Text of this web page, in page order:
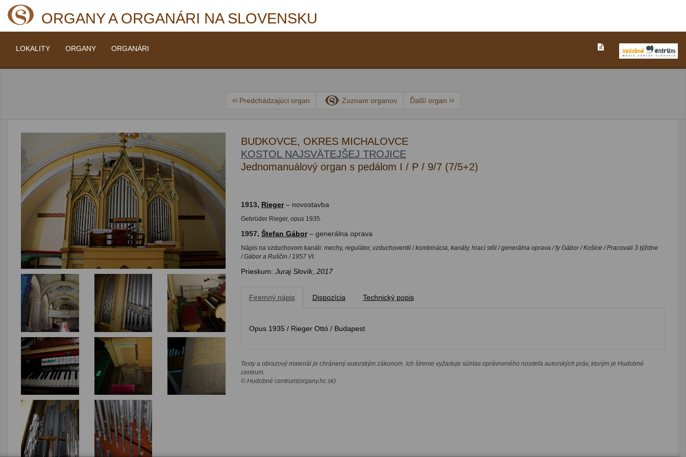
ORGANY A ORGANÁRI NA SLOVENSKU
LOKALITY ORGANY ORGANÁRI
Predchádzajúci organ Zoznam organov Ďalší organ
BUDKOVCE, OKRES MICHALOVCE
KOSTOL NAJSVÄTEJŠEJ TROJICE
Jednomanuálový organ s pedálom I / P / 9/7 (7/5+2)
1913, Rieger– novostavba
Gebrüder Rieger, opus 1935.
1957, Štefan Gábor– generálna oprava
Nápis na vzduchovom kanáli: mechy, regulátor, vzduchoventil / kombinácia, kanály, hrací stôl / generálna oprava / fy Gábor / Košice / Pracovali 3 týždne
/ Gábor a Ruščin / 1957 VI.
Prieskum: Juraj Slovík, 2017
Firemný nápis Dispozícia Technický popis
Opus 1935 / Rieger Ottó / Budapest
Texty a obrazový materiál je chránený autorským zákonom. Ich šírenie vyžaduje súhlas oprávneného nositeľa autorských práv, ktorým je Hudobné
centrum.
© Hudobné centrum(organy.hc.sk)